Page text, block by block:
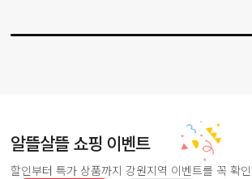
알뜰살뜰 쇼핑 이벤트
할인부터 특가 상품까지 강원지역 이벤트를 꼭 확